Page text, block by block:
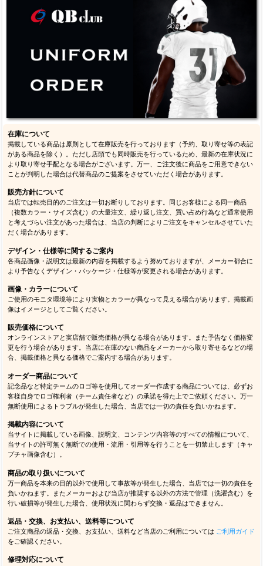
在庫について
掲載している商品は原則として在庫販売を行っております（予約、取り寄せ等の表記
がある商品を除く）。ただし店頭でも同時販売を行っているため、最新の在庫状況に
より取り寄せ手配となる場合がございます。万一、ご注文後に商品をご用意できない
ことが判明した場合は代替商品のご提案をさせていただく場合があります。
販売方針について
当店では転売目的のご注文は一切お断りしております。同じお客様による同一商品
（複数カラー・サイズ含む）の大量注文、繰り返し注文、買い占め行為など通常使用
と考えづらい注文があった場合は、当店の判断によりご注文をキャンセルさせていた
だく場合があります。
デザイン・仕様等に関するご案内
各商品画像・説明文は最新の内容を掲載するよう努めておりますが、メーカー都合に
より予告なくデザイン・パッケージ・仕様等が変更される場合があります。
画像・カラーについて
ご使用のモニタ環境等により実物とカラーが異なって見える場合があります。掲載画
像はイメージとしてご覧ください。
販売価格について
オンラインストアと実店舗で販売価格が異なる場合があります。また予告なく価格変
更を行う場合があります。当店に在庫のない商品をメーカーから取り寄せるなどの場
合、掲載価格と異なる価格でご案内する場合があります。
オーダー商品について
記念品など特定チームのロゴ等を使用してオーダー作成する商品については、必ずお
客様自身でロゴ権利者（チーム責任者など）の承諾を得た上でご依頼ください。万一
無断使用によるトラブルが発生した場合、当店では一切の責任を負いかねます。
掲載内容について
当サイトに掲載している画像、説明文、コンテンツ内容等のすべての情報について、
当サイトの許可無く無断での使用・流用・引用等を行うことを一切禁止します（キャ
プチャ画像含む）。
商品の取り扱いについて
万一商品を本来の目的以外で使用して事故等が発生した場合、当店では一切の責任を
負いかねます。またメーカーおよび当店が推奨する以外の方法で管理（洗濯含む）を
行い破損等が発生した場合、使用状況に関わらず交換・返品はできません。
返品・交換、お支払い、送料等について
ご注文商品の返品・交換、お支払い、送料など当店のご利用については ご利用ガイド
をご確認ください。
修理対応について